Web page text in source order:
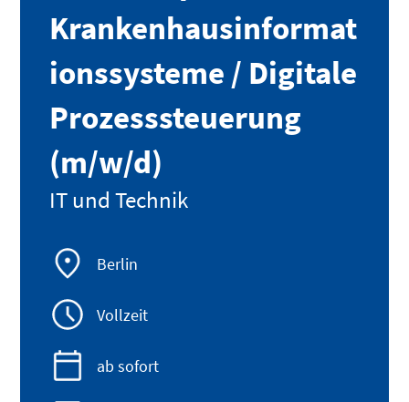
Krankenhausinformat
ionssysteme / Digitale
Prozesssteuerung
(m/w/d)
IT und Technik
Berlin
Vollzeit
ab sofort